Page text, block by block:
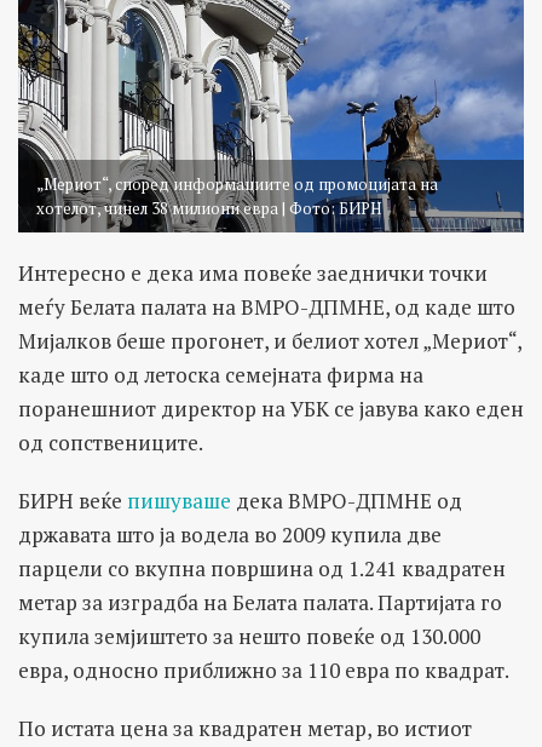
„Мериот“, според информациите од промоцијата на
хотелот, чинел 38 милиони евра | Фото: БИРН
Интересно е дека има повеќе заеднички точки
меѓу Белата палата на ВМРО-ДПМНЕ, од каде што
Мијалков беше прогонет, и белиот хотел „Мериот“,
каде што од летоска семејната фирма на
поранешниот директор на УБК се јавува како еден
од сопствениците.
БИРН веќе пишуваше дека ВМРО-ДПМНЕ од
државата што ја водела во 2009 купила две
парцели со вкупна површина од 1.241 квадратен
метар за изградба на Белата палата. Партијата го
купила земјиштето за нешто повеќе од 130.000
евра, односно приближно за 110 евра по квадрат.
По истата цена за квадратен метар, во истиот